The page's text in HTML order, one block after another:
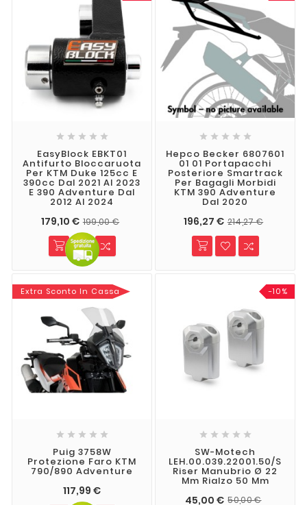
    
EasyBlock EBKT01
Antifurto Bloccaruota
Per KTM Duke 125cc E
390cc Dal 2021 Al 2023
E 390 Adventure Dal
2012 Al 2024
179,10 € 199,00 €
    
Hepco Becker 6807601
01 01 Portapacchi
Posteriore Smartrack
Per Bagagli Morbidi
KTM 390 Adventure
Dal 2020
196,27 € 214,27 €
Extra Sconto In Cassa
    
Puig 3758W
Protezione Faro KTM
790/890 Adventure
117,99 €
-10%
    
SW-Motech
LEH.00.039.22001.50/S
Riser Manubrio Ø 22
Mm Rialzo 50 Mm
45,00 € 50,00 €